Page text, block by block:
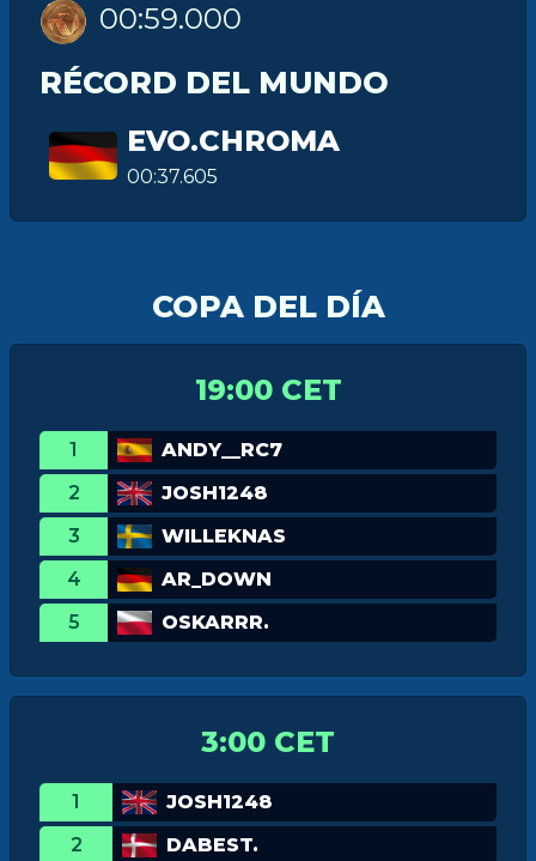
00:59.000
RÉCORD DEL MUNDO
EVO.CHROMA
00:37.605
COPA DEL DÍA
19:00 CET
1
ANDY__RC7
2
JOSH1248
3
WILLEKNAS
4
AR_DOWN
5
OSKARRR.
3:00 CET
1
JOSH1248
2
DABEST.